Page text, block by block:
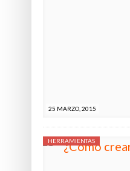
25 MARZO, 2015
HERRAMIENTAS